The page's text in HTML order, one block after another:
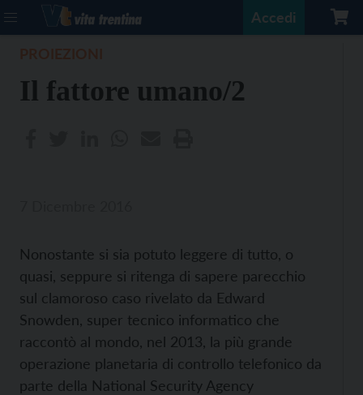
Accedi
Il fattore umano/2
Nonostante si sia potuto leggere di tutto, o
quasi, seppure si ritenga di sapere parecchio
sul clamoroso caso rivelato da Edward
Snowden, super tecnico informatico che
raccontò al mondo, nel 2013, la più grande
operazione planetaria di controllo telefonico da
parte della National Security Agency